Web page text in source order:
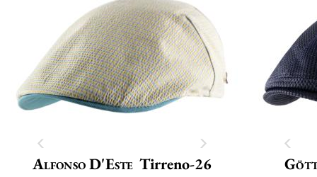
Alfonso D'Este Tirreno-26